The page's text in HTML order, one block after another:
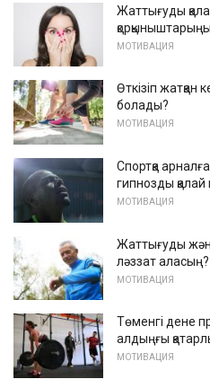
Жаттығуды
МОТИВАЦИЯ
Өткізіп жатқан
болады?
МОТИВАЦИЯ
Спортқа
гипнозды
МОТИВАЦИЯ
Жаттығуды
ләззат аласың?
МОТИВАЦИЯ
Төменгі дене
алдыңғы
МОТИВАЦИЯ